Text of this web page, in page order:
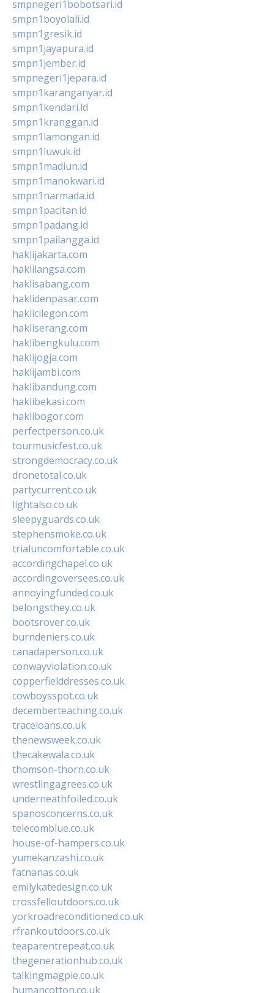
smpnegeri1bobotsari.id
smpn1boyolali.id
smpn1gresik.id
smpn1jayapura.id
smpn1jember.id
smpnegeri1jepara.id
smpn1karanganyar.id
smpn1kendari.id
smpn1kranggan.id
smpn1lamongan.id
smpn1luwuk.id
smpn1madiun.id
smpn1manokwari.id
smpn1narmada.id
smpn1pacitan.id
smpn1padang.id
smpn1pailangga.id
haklijakarta.com
haklilangsa.com
haklisabang.com
haklidenpasar.com
haklicilegon.com
hakliserang.com
haklibengkulu.com
haklijogja.com
haklijambi.com
haklibandung.com
haklibekasi.com
haklibogor.com
perfectperson.co.uk
tourmusicfest.co.uk
strongdemocracy.co.uk
dronetotal.co.uk
partycurrent.co.uk
lightalso.co.uk
sleepyguards.co.uk
stephensmoke.co.uk
trialuncomfortable.co.uk
accordingchapel.co.uk
accordingoversees.co.uk
annoyingfunded.co.uk
belongsthey.co.uk
bootsrover.co.uk
burndeniers.co.uk
canadaperson.co.uk
conwayviolation.co.uk
copperfielddresses.co.uk
cowboysspot.co.uk
decemberteaching.co.uk
traceloans.co.uk
thenewsweek.co.uk
thecakewala.co.uk
thomson-thorn.co.uk
wrestlingagrees.co.uk
underneathfoiled.co.uk
spanosconcerns.co.uk
telecomblue.co.uk
house-of-hampers.co.uk
yumekanzashi.co.uk
fatnanas.co.uk
emilykatedesign.co.uk
crossfelloutdoors.co.uk
yorkroadreconditioned.co.uk
rfrankoutdoors.co.uk
teaparentrepeat.co.uk
thegenerationhub.co.uk
talkingmagpie.co.uk
humancotton.co.uk